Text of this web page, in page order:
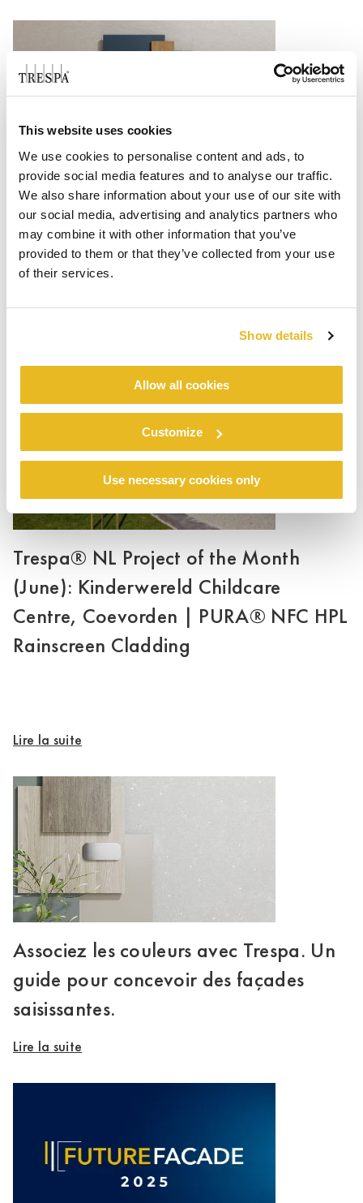
This website uses cookies
We use cookies to personalise content and ads, to
provide social media features and to analyse our traffic.
We also share information about your use of our site with
our social media, advertising and analytics partners who
may combine it with other information that you’ve
provided to them or that they’ve collected from your use
of their services.
Show details
Allow all cookies
Customize
Use necessary cookies only
FJORD : Un voyage inspiré par
l’élégance naturelle de Trespa®
Meteon®
Trespa® NL Project of the Month
(June): Kinderwereld Childcare
Centre, Coevorden | PURA® NFC HPL
Rainscreen Cladding
Lire la suite
Associez les couleurs avec Trespa. Un
guide pour concevoir des façades
saisissantes.
Lire la suite